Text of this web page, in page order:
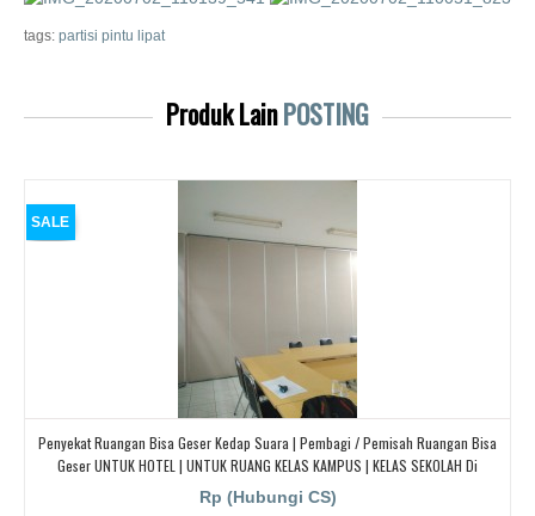
tags: partisi pintu lipat
Produk LainPOSTING
SALE
Penyekat Ruangan Bisa Geser Kedap Suara | Pembagi / Pemisah Ruangan Bisa
Geser UNTUK HOTEL | UNTUK RUANG KELAS KAMPUS | KELAS SEKOLAH Di
BANDUNG, JAKARTA, BEKASI, TANGERANG
Rp (Hubungi CS)